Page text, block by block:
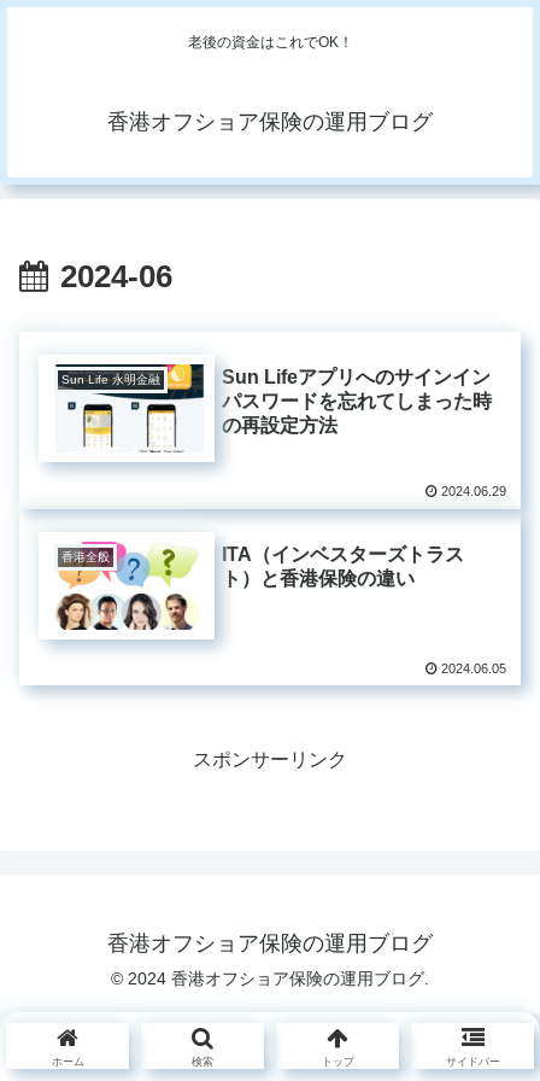
老後の資金はこれでOK！
香港オフショア保険の運用ブログ
2024-06
Sun Life 永明金融
Sun Lifeアプリへのサインイン
パスワードを忘れてしまった時
の再設定方法
2024.06.29
香港全般
ITA（インベスターズトラス
ト）と香港保険の違い
2024.06.05
スポンサーリンク
香港オフショア保険の運用ブログ
© 2024 香港オフショア保険の運用ブログ.
ホーム 検索 トップ サイドバー